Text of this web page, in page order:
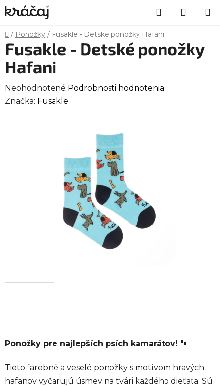
Prejsť
na
obsah
Hľadať
KOŠÍK
Domov
/ Ponožky / Fusakle - Detské ponožky Hafani
Ponožky pre najlepších psích kamarátov! 🐾
Tieto farebné a veselé ponožky s motívom hravých
hafanov vyčarujú úsmev na tvári každého dieťaťa. Sú
Fusakle - Detské ponožky
Hafani
Priemerné
hodnotenie
Neohodnotené Podrobnosti hodnotenia
Značka: Fusakle